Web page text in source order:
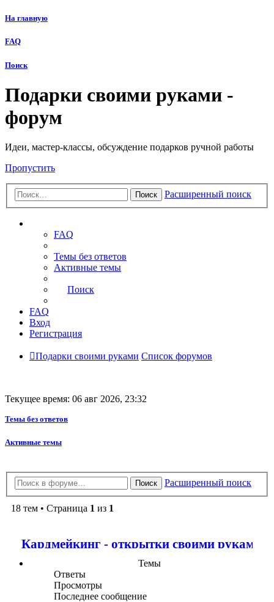
На главную
FAQ
Поиск
Подарки своими руками -
форум
Идеи, мастер-классы, обсуждение подарков ручной работы
Пропустить
Поиск Расширенный поиск
FAQ
Темы без ответов
Активные темы
Поиск
FAQ
Вход
Регистрация
Подарки своими руками Список форумов
Текущее время: 06 авг 2026, 23:32
Темы без ответов
Активные темы
Поиск Расширенный поиск
18 тем • Страница 1 из 1
Кардмейкинг - открытки своими руками
Темы
Ответы
Просмотры
Последнее сообщение